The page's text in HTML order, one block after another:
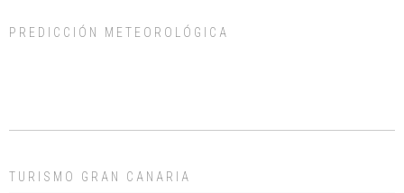
días, ella incluida...
PREDICCIÓN METEOROLÓGICA
TURISMO GRAN CANARIA